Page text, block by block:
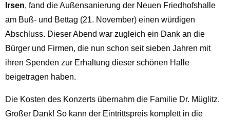
Irsen, fand die Außensanierung der Neuen Friedhofshalle
am Buß- und Bettag (21. November) einen würdigen
Abschluss. Dieser Abend war zugleich ein Dank an die
Bürger und Firmen, die nun schon seit sieben Jahren mit
ihren Spenden zur Erhaltung dieser schönen Halle
beigetragen haben.
Die Kosten des Konzerts übernahm die Familie Dr. Müglitz.
Großer Dank! So kann der Eintrittspreis komplett in die